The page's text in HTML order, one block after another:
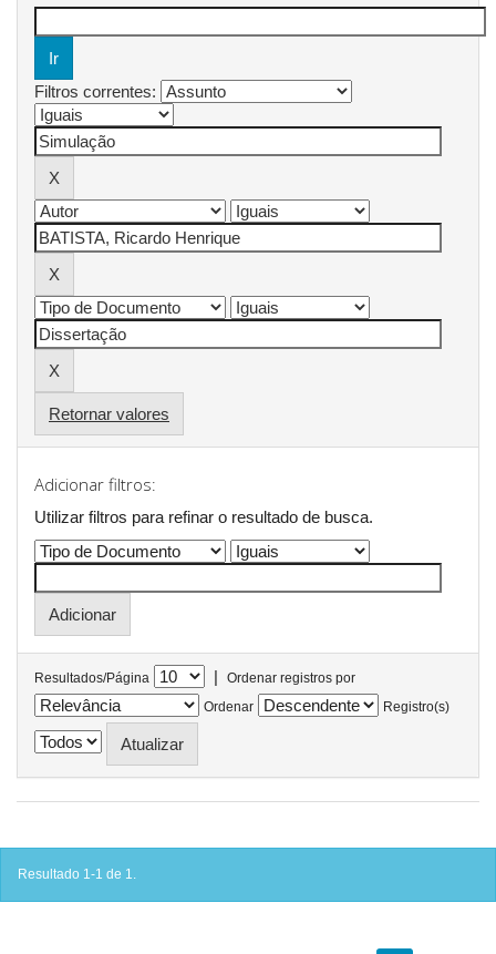
Filtros correntes:
Retornar valores
Adicionar filtros:
Utilizar filtros para refinar o resultado de busca.
Resultados/Página |
Ordenar registros por
Ordenar
Registro(s)
Resultado 1-1 de 1.